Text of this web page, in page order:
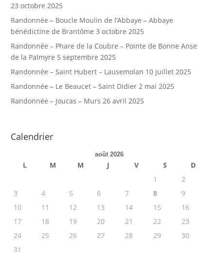
23 octobre 2025
Randonnée – Boucle Moulin de l’Abbaye – Abbaye
bénédictine de Brantôme 3 octobre 2025
Randonnée – Phare de la Coubre – Pointe de Bonne Anse
de la Palmyre 5 septembre 2025
Randonnée – Saint Hubert – Lausemolan 10 juillet 2025
Randonnée – Le Beaucet – Saint Didier 2 mai 2025
Randonnée – Joucas – Murs 26 avril 2025
Calendrier
août 2026
L M M J V S
D
1
2
3
4 5 6 7 8
9
10
11 12 13 14 15
16
17
18 19 20 21 22
23
24
25 26 27 28 29
30
31